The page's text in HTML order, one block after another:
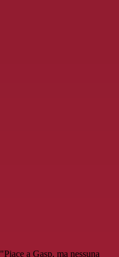
a Gasp, ma nessuna